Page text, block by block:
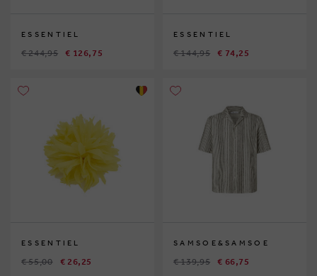
ESSENTIEL
€ 244,95 € 126,75
ESSENTIEL
€ 144,95 € 74,25
ESSENTIEL
€ 55,00 € 26,25
SAMSOE&SAMSOE
€ 139,95 € 66,75